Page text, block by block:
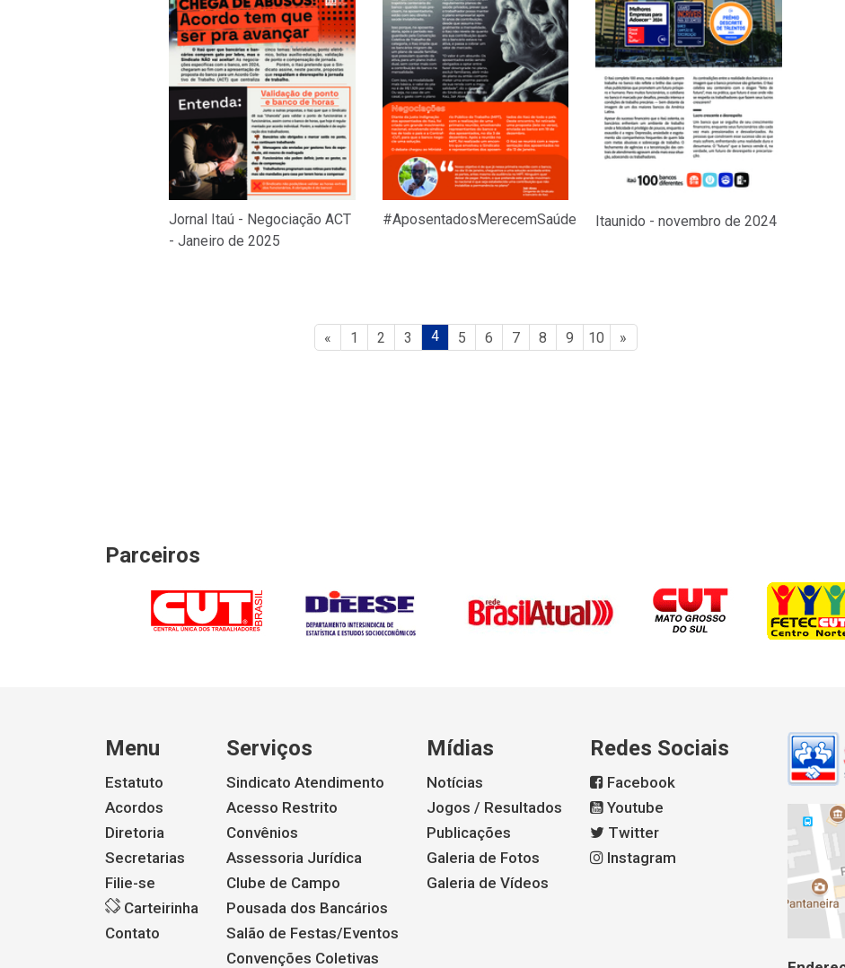
Jornal Itaú - Negociação ACT
- Janeiro de 2025
#AposentadosMerecemSaúde Itaunido - novembro de 2024
« 1 2 3 4 5 6 7 8 9 10 »
Parceiros
Menu
Estatuto
Acordos
Diretoria
Secretarias
Filie-se
Carteirinha
Contato
Serviços
Sindicato Atendimento
Acesso Restrito
Convênios
Assessoria Jurídica
Clube de Campo
Pousada dos Bancários
Salão de Festas/Eventos
Convenções Coletivas
Mídias
Notícias
Jogos / Resultados
Publicações
Galeria de Fotos
Galeria de Vídeos
Redes Sociais
Facebook
Youtube
Twitter
Instagram